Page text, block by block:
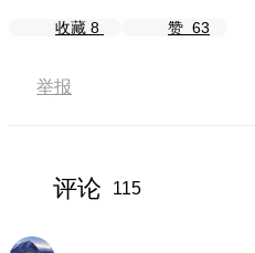
收藏 8 赞 63
举报
评论 115